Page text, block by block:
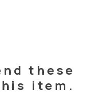
these
item.